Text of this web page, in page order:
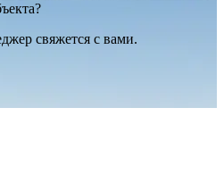
свяжется с вами.